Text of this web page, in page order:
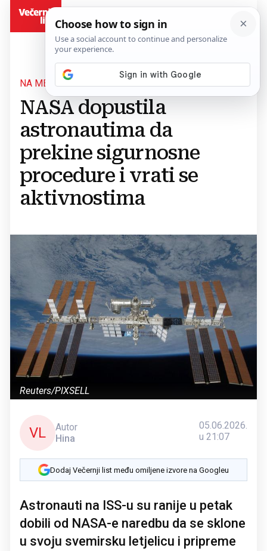
NA MEĐUNARODNOJ SVEMIRSKOJ POSTAJI
NASA dopustila
astronautima da
prekine sigurnosne
procedure i vrati se
aktivnostima
Reuters/PIXSELL
VL
Autor
Hina
05.06.2026.
u 21:07
Dodaj Večernji list među omiljene izvore na Googleu
Astronauti na ISS-u su ranije u petak
dobili od NASA-e naredbu da se sklone
u svoju svemirsku letjelicu i pripreme